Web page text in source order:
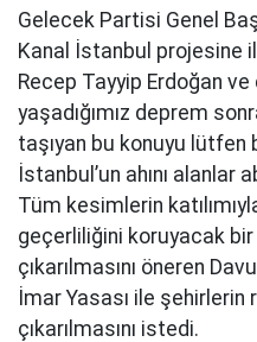
Gelecek Partisi Genel
Kanal İstanbul projesine
Recep Tayyip Erdoğan
yaşadığımız deprem
taşıyan bu konuyu lütfen
İstanbul’un ahını
Tüm kesimlerin
geçerliliğini koruyacak bir
çıkarılmasını öneren
İmar Yasası ile
çıkarılmasını istedi.